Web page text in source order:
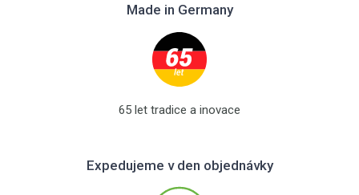
Made in Germany
65 let tradice a inovace
Expedujeme v den objednávky